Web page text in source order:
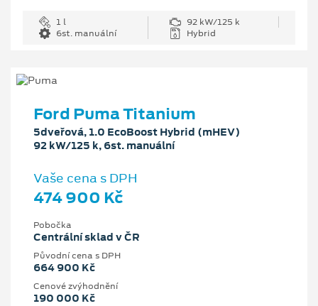
1 l
92 kW/125 k
6st. manuální
Hybrid
Ford Puma Titanium
5dveřová, 1.0 EcoBoost Hybrid (mHEV)
92 kW/125 k, 6st. manuální
Vaše cena s DPH
474 900 Kč
Pobočka
Centrální sklad v ČR
Původní cena s DPH
664 900 Kč
Cenové zvýhodnění
190 000 Kč